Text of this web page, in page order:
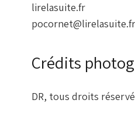
lirelasuite.fr
pocornet@lirelasuite.fr
Crédits
DR, tous droits